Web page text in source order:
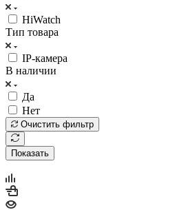
HiWatch
Тип товара
IP-камера
В наличии
Да
Нет
Очистить фильтр
Показать